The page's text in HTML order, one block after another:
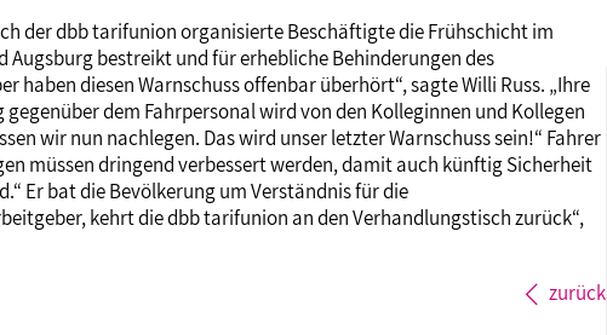
der dbb tarifunion organisierte Beschäftigte die Frühschicht im
bestreikt und für erhebliche Behinderungen des
haben diesen Warnschuss offenbar überhört“, sagte Willi Russ. „Ihre
dem Fahrpersonal wird von den Kolleginnen und Kollegen
wir nun nachlegen. Das wird unser letzter Warnschuss sein!“ Fahrer
müssen dringend verbessert werden, damit auch künftig Sicherheit
Er bat die Bevölkerung um Verständnis für die
kehrt die dbb tarifunion an den Verhandlungstisch zurück“,
zurück